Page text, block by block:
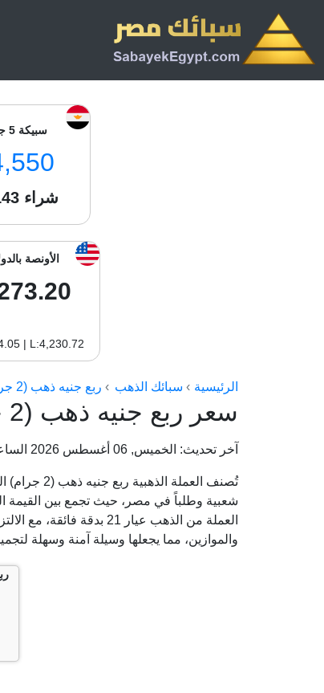
سبيكة 5 جرام
شراء
الأونصة
| L:4,230.72
الرئيسية سبائك الذهب ربع جنيه ذهب (2 جرام)
سعر ربع جنيه ذهب (2 جرام) من ماستر جولد اليوم
آخر تحديث: الخميس, 06 أغسطس 2026 الساعة 05:58:14 م
تُصنف
شعبية وطلباً في مصر، حيث تجمع بين القيمة
العملة من الذهب عيار 21
والموازين، مما يجعلها وسيلة آمنة وسهلة